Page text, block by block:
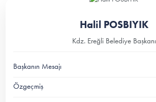
Halil POSBIYIK
Kdz. Ereğli Belediye Başkanı
Başkanın Mesajı
Özgeçmiş